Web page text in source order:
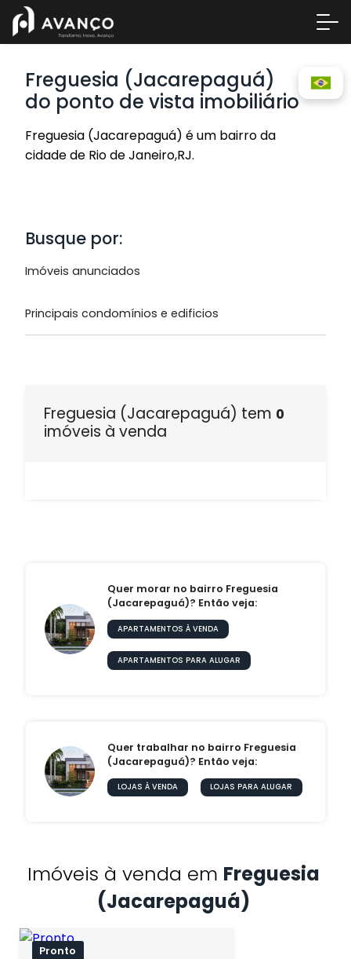
Freguesia (Jacarepaguá)
do ponto de vista imobiliário
Freguesia (Jacarepaguá) é um bairro da
cidade de Rio de Janeiro,RJ.
Busque por:
Imóveis anunciados
Principais condomínios e edificios
Freguesia (Jacarepaguá) tem 0
imóveis à venda
Quer morar no bairro Freguesia
(Jacarepaguá)? Então veja:
APARTAMENTOS À VENDA
APARTAMENTOS PARA ALUGAR
Quer trabalhar no bairro Freguesia
(Jacarepaguá)? Então veja:
LOJAS À VENDA LOJAS PARA ALUGAR
Imóveis à venda em Freguesia
(Jacarepaguá)
Pronto